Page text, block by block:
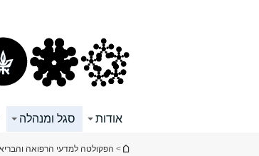
אודות סגל ומנהלה
הינך נמצא כאן
> הפקולטה למדעי הרפואה